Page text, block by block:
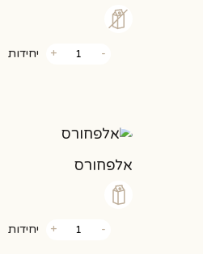
-של
+ יחידות
אלפחורס
-של
+ יחידות